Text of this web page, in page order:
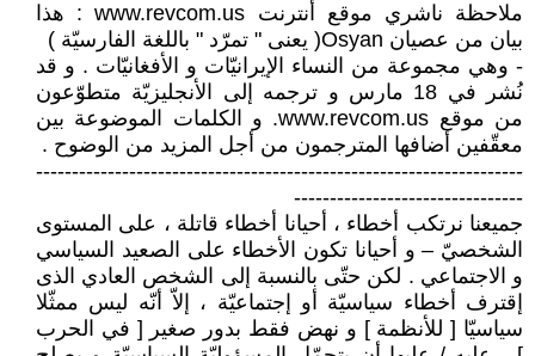
ملاحظة ناشري موقع أنترنت www.revcom.us : هذا
بيان من عصيان Osyan( يعنى " تمرّد " باللغة الفارسيّة )
- وهي مجموعة من النساء الإيرانيّات و الأفغانيّات . و قد
نُشر في 18 مارس و ترجمه إلى الأنجليزيّة متطوّعون
من موقع www.revcom.us. و الكلمات الموضوعة بين
معقّفين أضافها المترجمون من أجل المزيد من الوضوح .
--------------------------------------------------------------------
--------------------------------
جميعنا نرتكب أخطاء ، أحيانا أخطاء قاتلة ، على المستوى
الشخصيّ – و أحيانا تكون الأخطاء على الصعيد السياسي
و الاجتماعي . لكن حتّى بالنسبة إلى الشخص العادي الذى
إقترف أخطاء سياسيّة أو إجتماعيّة ، إلاّ أنّه ليس ممثّلا
سياسيّا [ للأنظمة ] و نهض فقط بدور صغير [ في الحرب